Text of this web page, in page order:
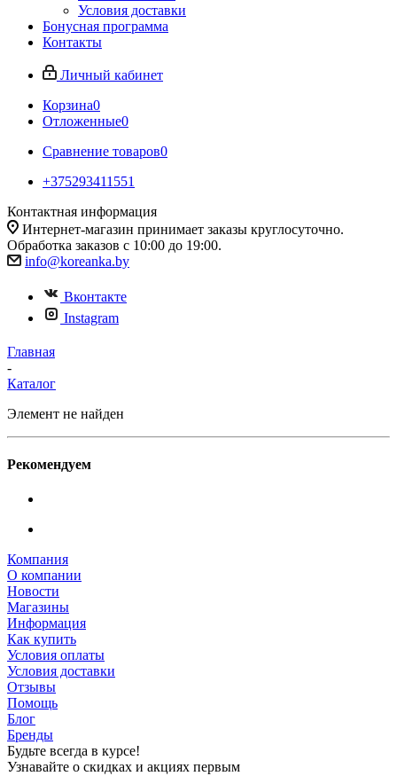
Условия доставки
Бонусная программа
Контакты
Личный кабинет
Корзина0
Отложенные0
Сравнение товаров0
+375293411551
Контактная информация
Интернет-магазин принимает заказы круглосуточно.
Обработка заказов с 10:00 до 19:00.
info@koreanka.by
Вконтакте
Instagram
Главная
-
Каталог
Элемент не найден
Рекомендуем
Компания
О компании
Новости
Магазины
Информация
Как купить
Условия оплаты
Условия доставки
Отзывы
Помощь
Блог
Бренды
Будьте всегда в курсе!
Узнавайте о скидках и акциях первым